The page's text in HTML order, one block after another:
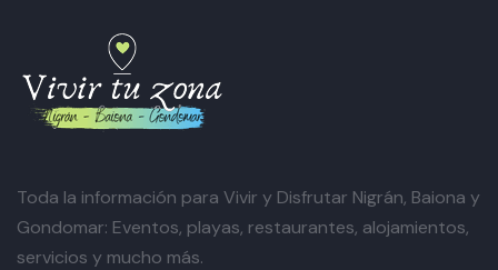
Toda la información para Vivir y Disfrutar Nigrán, Baiona y
Gondomar: Eventos, playas, restaurantes, alojamientos,
servicios y mucho más.